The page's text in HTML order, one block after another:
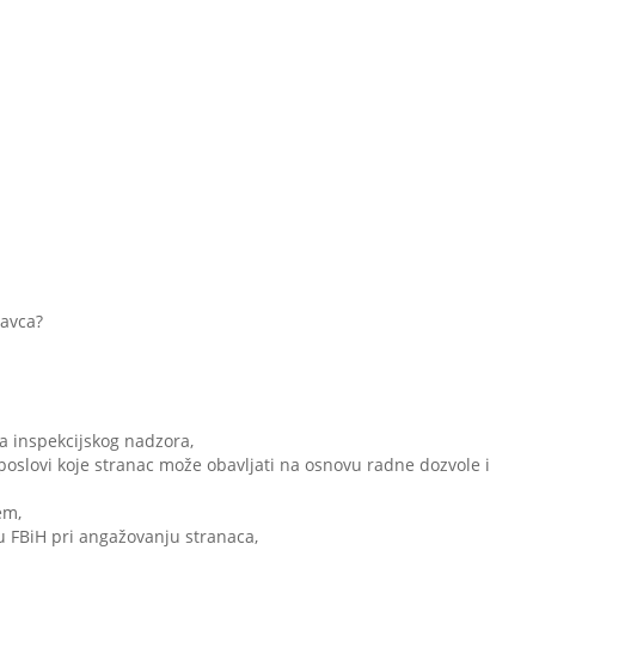
inspekcijskog nadzora,
koje stranac može obavljati na osnovu radne dozvole i
pri angažovanju stranaca,